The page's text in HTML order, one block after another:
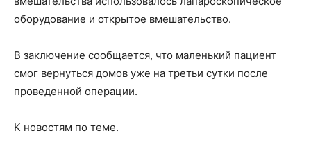
оборудование и открытое вмешательство.
В заключение сообщается, что маленький пациент
смог вернуться домов уже на третьи сутки после
проведенной операции.
К новостям по теме.